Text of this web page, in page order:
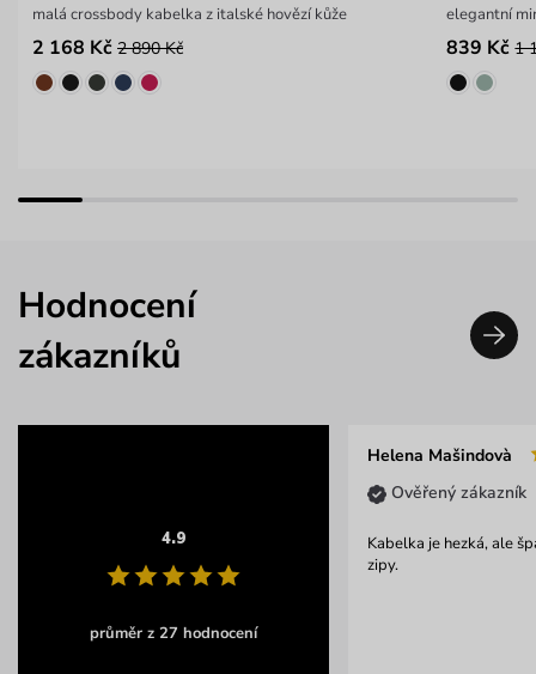
malá crossbody kabelka z italské hovězí kůže
2 168 Kč 2 890 Kč
elegantní
839 Kč 1
Hodnocení
zákazníků
4.9
průměr z 27 hodnocení
Helena Mašindovà
Ověřený zákazník
Kabelka je hezká, ale
zipy.